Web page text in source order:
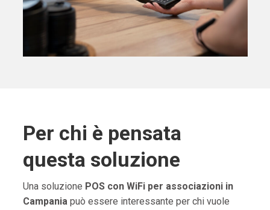
Per chi è pensata
questa soluzione
Una soluzione POS con WiFi per associazioni in
Campaniapuò essere interessante per chi vuole